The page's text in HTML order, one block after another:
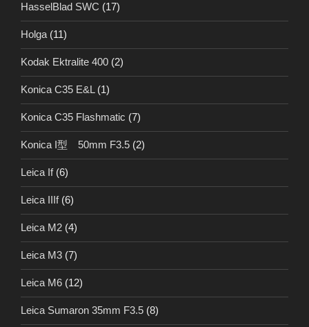
HasselBlad SWC (17)
Holga (11)
Kodak Ektralite 400 (2)
Konica C35 E&L (1)
Konica C35 Flashmatic (7)
Konica I型 50mm F3.5 (2)
Leica If(6)
Leica IIIf(6)
Leica M2 (4)
Leica M3 (7)
Leica M6 (12)
Leica Sumaron 35mm F3.5 (8)